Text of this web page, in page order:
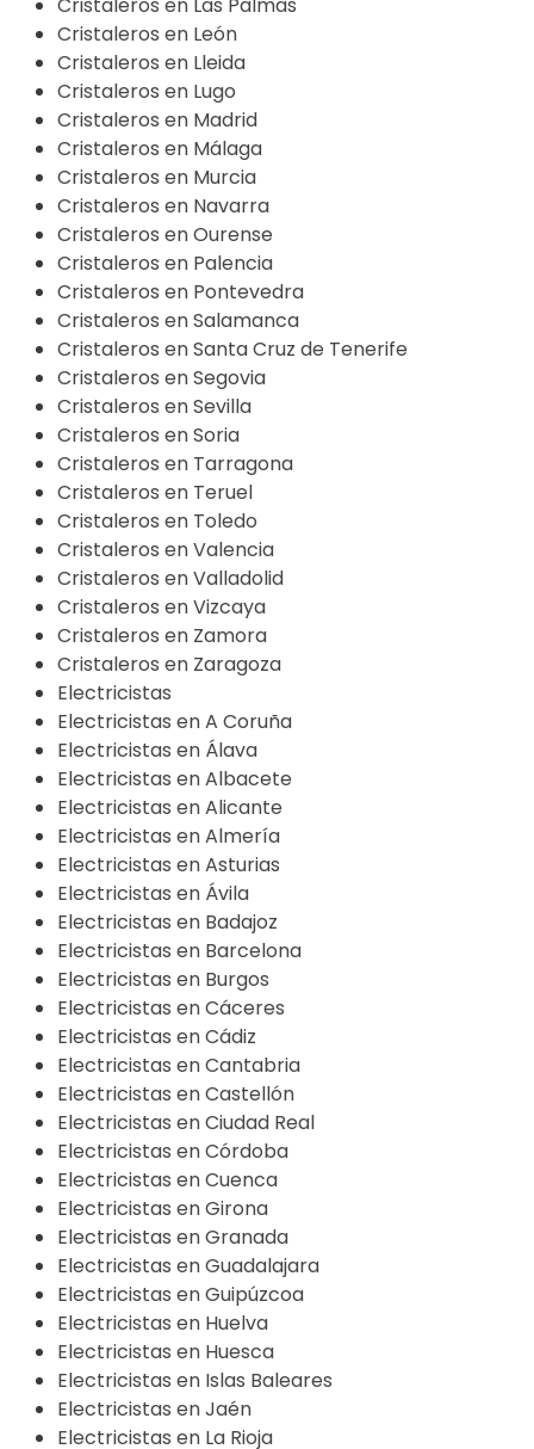
Cristaleros en León
Cristaleros en Lleida
Cristaleros en Lugo
Cristaleros en Madrid
Cristaleros en Málaga
Cristaleros en Murcia
Cristaleros en Navarra
Cristaleros en Ourense
Cristaleros en Palencia
Cristaleros en Pontevedra
Cristaleros en Salamanca
Cristaleros en Santa Cruz de Tenerife
Cristaleros en Segovia
Cristaleros en Sevilla
Cristaleros en Soria
Cristaleros en Tarragona
Cristaleros en Teruel
Cristaleros en Toledo
Cristaleros en Valencia
Cristaleros en Valladolid
Cristaleros en Vizcaya
Cristaleros en Zamora
Cristaleros en Zaragoza
Electricistas
Electricistas en A Coruña
Electricistas en Álava
Electricistas en Albacete
Electricistas en Alicante
Electricistas en Almería
Electricistas en Asturias
Electricistas en Ávila
Electricistas en Badajoz
Electricistas en Barcelona
Electricistas en Burgos
Electricistas en Cáceres
Electricistas en Cádiz
Electricistas en Cantabria
Electricistas en Castellón
Electricistas en Ciudad Real
Electricistas en Córdoba
Electricistas en Cuenca
Electricistas en Girona
Electricistas en Granada
Electricistas en Guadalajara
Electricistas en Guipúzcoa
Electricistas en Huelva
Electricistas en Huesca
Electricistas en Islas Baleares
Electricistas en Jaén
Electricistas en La Rioja